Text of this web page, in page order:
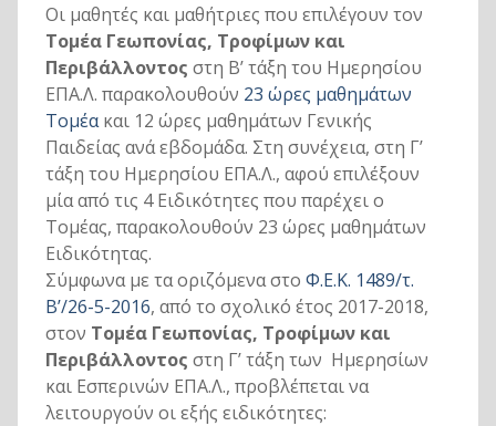
Οι μαθητές και μαθήτριες που επιλέγουν τον
Τομέα Γεωπονίας, Τροφίμων και
Περιβάλλοντος στη Β’ τάξη του Ημερησίου
ΕΠΑ.Λ. παρακολουθούν 23 ώρες μαθημάτων
Τομέακαι 12 ώρες μαθημάτων Γενικής
Παιδείας ανά εβδομάδα. Στη συνέχεια, στη Γ’
τάξη του Ημερησίου ΕΠΑ.Λ., αφού επιλέξουν
μία από τις 4 Ειδικότητες που παρέχει ο
Τομέας, παρακολουθούν 23 ώρες μαθημάτων
Ειδικότητας.
Σύμφωνα με τα οριζόμενα στο Φ.Ε.Κ. 1489/τ.
Β’/26-5-2016, από το σχολικό έτος 2017-2018,
στον Τομέα Γεωπονίας, Τροφίμων και
Περιβάλλοντος στη Γ’ τάξη των Ημερησίων
και Εσπερινών ΕΠΑ.Λ., προβλέπεται να
λειτουργούν οι εξής ειδικότητες: